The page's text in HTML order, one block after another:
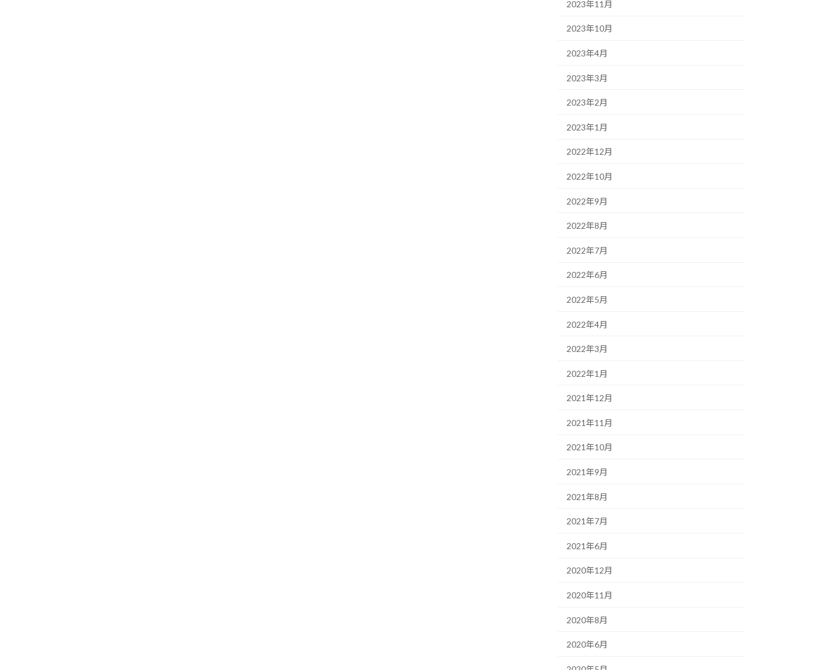
2023年11月
2023年10月
2023年4月
2023年3月
2023年2月
2023年1月
2022年12月
2022年10月
2022年9月
2022年8月
2022年7月
2022年6月
2022年5月
2022年4月
2022年3月
2022年1月
2021年12月
2021年11月
2021年10月
2021年9月
2021年8月
2021年7月
2021年6月
2020年12月
2020年11月
2020年8月
2020年6月